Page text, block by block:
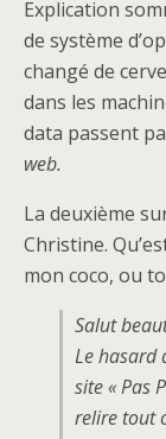
Explication
de système
changé de
dans les
data passent
web.
La deuxième
Christine.
mon coco, ou
Salut
Le hasard
site « Pas
relire tout